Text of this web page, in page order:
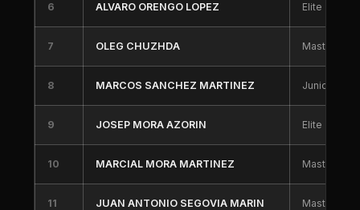
6 ALVARO ORENGO LOPEZ Elite
7 OLEG CHUZHDA Master 40
8 MARCOS SANCHEZ MARTINEZ Junior
9 JOSEP MORA AZORIN Elite
10 MARCIAL MORA MARTINEZ Master 30
11 JUAN ANTONIO SEGOVIA MARIN Master 30